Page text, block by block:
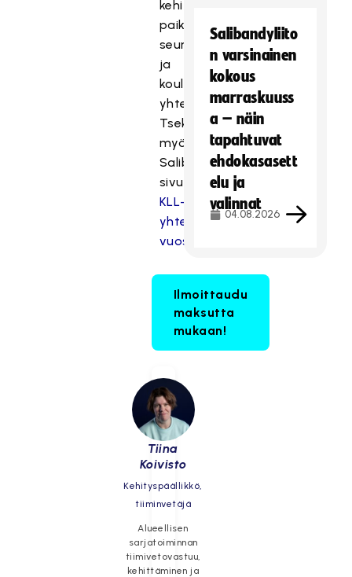
kehittää
paikallisen
seuran
ja
koulun
yhteistyötä.
Tsekkaa
myös
Salibandyliiton
sivuilta
KLL-
yhteistyön
vuosikello.
Ilmoittaudu
maksutta
mukaan!
Tiina
Koivisto
Kehityspäällikkö,
tiiminvetäjä
Alueellisen
sarjatoiminnan
tiimivetovastuu,
kehittäminen ja
Salibandyliito
n varsinainen
kokous
marraskuuss
a – näin
tapahtuvat
ehdokasasett
elu ja
valinnat
04.08.2026